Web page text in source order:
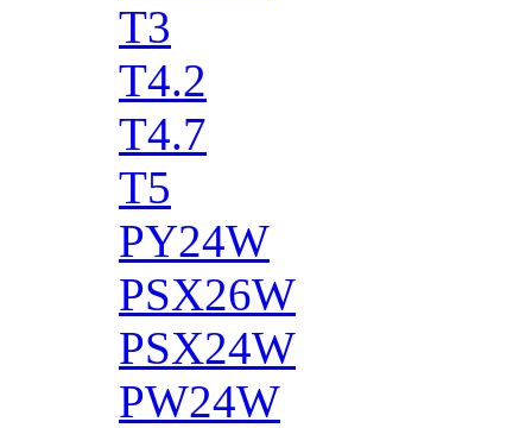
T3
T4.2
T4.7
T5
PY24W
PSX26W
PSX24W
PW24W